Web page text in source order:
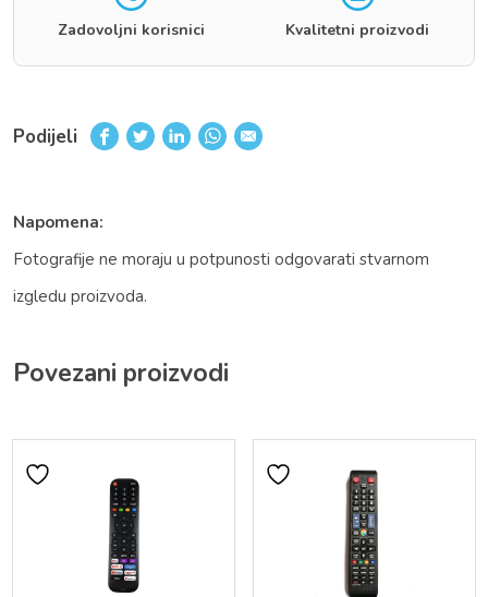
Zadovoljni korisnici Kvalitetni proizvodi
Podijeli
Napomena:
Fotografije ne moraju u potpunosti odgovarati stvarnom
izgledu proizvoda.
Povezani proizvodi